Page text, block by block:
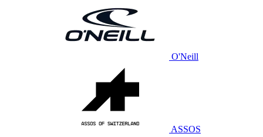
O'Neill
ASSOS